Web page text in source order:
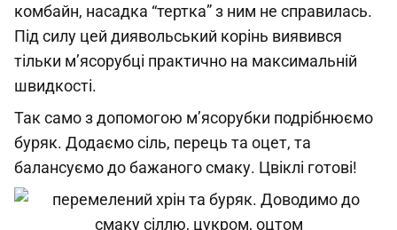
комбайн, насадка “тертка” з ним не справилась.
Під силу цей диявольський корінь виявився
тільки м’ясорубці практично на максимальній
швидкості.
Так само з допомогою м’ясорубки подрібнюємо
буряк. Додаємо сіль, перець та оцет, та
балансуємо до бажаного смаку. Цвіклі готові!